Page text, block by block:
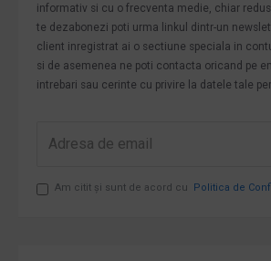
informativ si cu o frecventa medie, chiar
te dezabonezi poti urma linkul dintr-un
client inregistrat ai o sectiune speciala in
si de asemenea ne poti contacta oricand pe
intrebari sau cerinte cu privire la datele tale
Am citit şi sunt de acord cu Politica de